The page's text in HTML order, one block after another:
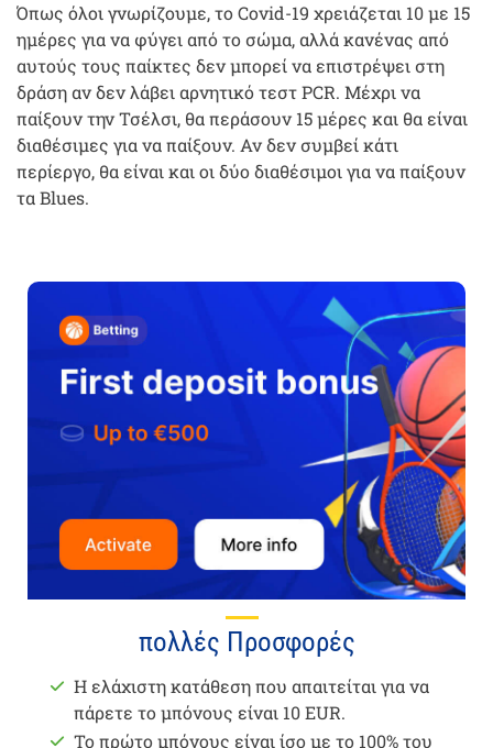
Όπως όλοι γνωρίζουμε, το Covid-19 χρειάζεται 10 με 15
ημέρες για να φύγει από το σώμα, αλλά κανένας από
αυτούς τους παίκτες δεν μπορεί να επιστρέψει στη
δράση αν δεν λάβει αρνητικό τεστ PCR. Μέχρι να
παίξουν την Τσέλσι, θα περάσουν 15 μέρες και θα είναι
διαθέσιμες για να παίξουν. Αν δεν συμβεί κάτι
περίεργο, θα είναι και οι δύο διαθέσιμοι για να παίξουν
τα Blues.
πολλές Προσφορές
Η ελάχιστη κατάθεση που απαιτείται για να
πάρετε το μπόνους είναι 10 EUR.
Το πρώτο μπόνους είναι ίσο με το 100% του